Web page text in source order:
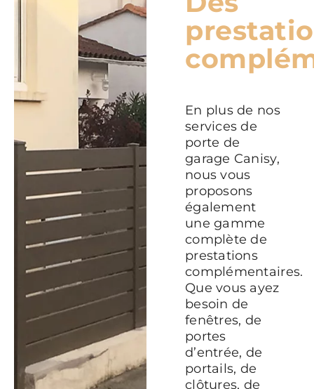
En plus de nos
services de
porte de
garage Canisy,
nous vous
proposons
également
une gamme
complète de
prestations
complémentaires.
Que vous ayez
besoin de
fenêtres, de
portes
d’entrée, de
portails, de
clôtures, de